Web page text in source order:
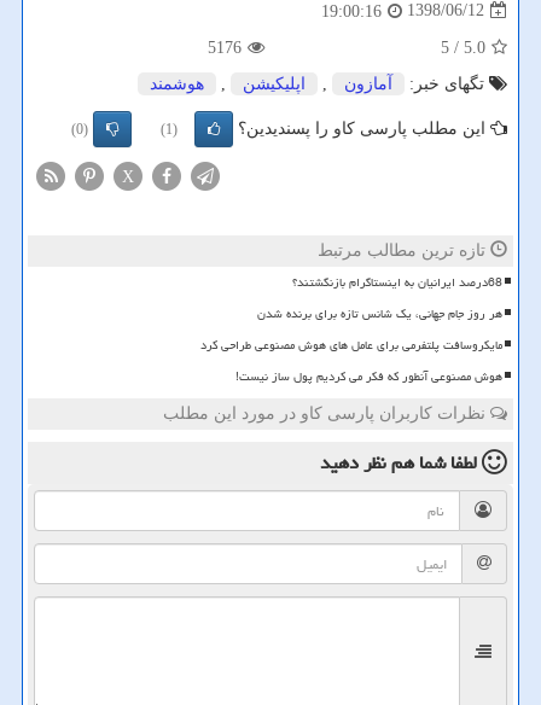
1398/06/12
19:00:16
5.0
/ 5
5176
تگهای خبر:
آمازون , اپلیكیشن , هوشمند
این مطلب پارسی کاو را پسندیدین؟ (1)
(0)
X
تازه ترین مطالب مرتبط
68درصد ایرانیان به اینستاگرام بازنگشتند؟
هر روز جام جهانی، یک شانس تازه برای برنده شدن
مایکروسافت پلتفرمی برای عامل های هوش مصنوعی طراحی کرد
هوش مصنوعی آنطور که فکر می کردیم پول ساز نیست!
نظرات کاربران پارسی کاو در مورد این مطلب
لطفا شما همنظر دهید